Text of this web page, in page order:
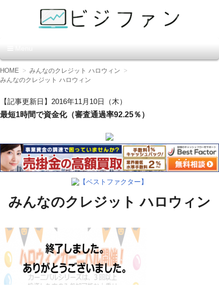
ン】
コ
ン
ン
ツ
へ
HOME
みんなのクレジット ハロウィン
みんなのクレジット ハロウィン
【記事更新日】2016年11月10日（木）
最短1時間で資金化（審査通過率92.25％）
【ベストファクター】
みんなのクレジット ハロウィン